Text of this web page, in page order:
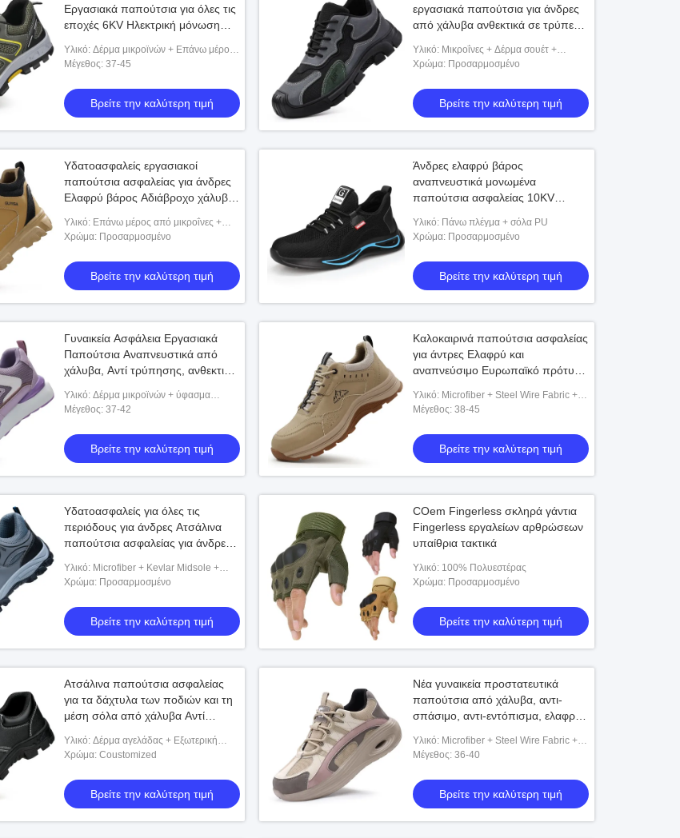
θερμικής
Εργοστασίων γαλλική στρατιωτική στολή
Πολυ/Ripstop βαμβακιού ατόμων καυτό
Ομοιόμορφο 200-220gsm
Εργασιακά παπούτσια για όλες τις
εποχές 6KV Ηλεκτρική μόνωση
τρύπες ανθεκτικά παπούτσια
ασφαλείας με πλαστικό καπάκι
δάχτυλο
Υλικό: Δέρμα μικροϊνών + Επάνω μέρος
από πλέγμα Flyknit + Εξωτερική σόλα
Μέγεθος: 37-45
Βρείτε την καλύτερη τιμή
εργασιακά παπούτσια για άνδρες
από χάλυβα ανθεκτικά σε τρύπες
αναπνευστικά άνετα από
καουτσούκ υποδήματα
βιομηχανικής κατασκευής
Υλικό: Μικροΐνες + Δέρμα σουέτ +
Υφασμάτινο πλέγμα από ατσάλινο σύρμα
Χρώμα: Προσαρμοσμένο
Βρείτε την καλύτερη τιμή
Υδατοασφαλείς εργασιακοί
παπούτσια ασφαλείας για άνδρες
Ελαφρύ βάρος Αδιάβροχο χάλυβα
αντιασφαλείς βιομηχανικά
παπούτσια για καλοκαιρινή
κατασκευή
Υλικό: Επάνω μέρος από μικροΐνες +
Επένδυση από πλέγμα + Ενδιάμεση
καο
Χρώμα: Προσαρμοσμένο
Βρείτε την καλύτερη τιμή
Άνδρες ελαφρύ βάρος
αναπνευστικά μονωμένα
παπούτσια ασφαλείας 10KV
δάχτυλο αντι-σπάσιμο διάτρηση-
ανθεκτικό καλοκαιρινό
ηλεκτρολόγος παπούτσια
Υλικό: Πάνω πλέγμα + σόλα PU
Χρώμα: Προσαρμοσμένο
Βρείτε την καλύτερη τιμή
Γυναικεία Ασφάλεια Εργασιακά
Παπούτσια Αναπνευστικά από
χάλυβα, Αντί τρύπησης, ανθεκτικά
καλοκαίρι, Επαναστατικά
υποδήματα
Υλικό: Δέρμα μικροϊνών + ύφασμα
πλέγματος + μέση σόλα από kevlar +
Μέγεθος: 37-42
Βρείτε την καλύτερη τιμή
Καλοκαιρινά παπούτσια ασφαλείας
για άντρες Ελαφρύ και
αναπνεύσιμο Ευρωπαϊκό πρότυπο
διάτρησης Ανθετικά παπούτσια
εργασίας από καουτσούκ και
πλαστική εξωτερική σόλα
Υλικό: Microfiber + Steel Wire Fabric +
Kevlar Midsole + Outsole Rubber
Μέγεθος: 38-45
Βρείτε την καλύτερη τιμή
Υδατοασφαλείς για όλες τις
περιόδους για άνδρες Ατσάλινα
παπούτσια ασφαλείας για άνδρες
δακτύλων κατά της διάσπασης
κατά της διάτρησης
Υλικό: Microfiber + Kevlar Midsole +
Outsole από καουτσούκ
Χρώμα: Προσαρμοσμένο
Βρείτε την καλύτερη τιμή
COem Fingerless σκληρά γάντια
Fingerless εργαλείων αρθρώσεων
υπαίθρια τακτικά
Υλικό: 100% Πολυεστέρας
Χρώμα: Προσαρμοσμένο
Βρείτε την καλύτερη τιμή
Ατσάλινα παπούτσια ασφαλείας
για τα δάχτυλα των ποδιών και τη
μέση σόλα από χάλυβα Αντί
Ανθεκτικά σε θερμότητα Ανθεκτικά
σε ζέστη, μαλακά, ανθεκτικά σε
γλίστρα, άνετα παπούτσια
εργασίας
Υλικό: Δέρμα αγελάδας + Εξωτερική
σόλα από καουτσούκ
Χρώμα: Coustomized
Βρείτε την καλύτερη τιμή
Νέα γυναικεία προστατευτικά
παπούτσια από χάλυβα, αντι-
σπάσιμο, αντι-εντόπισμα, ελαφρύ,
Υλικό: Microfiber + Steel Wire Fabric +
Kevlar Midsole + Outsole Rubber
Μέγεθος: 36-40
Βρείτε την καλύτερη τιμή